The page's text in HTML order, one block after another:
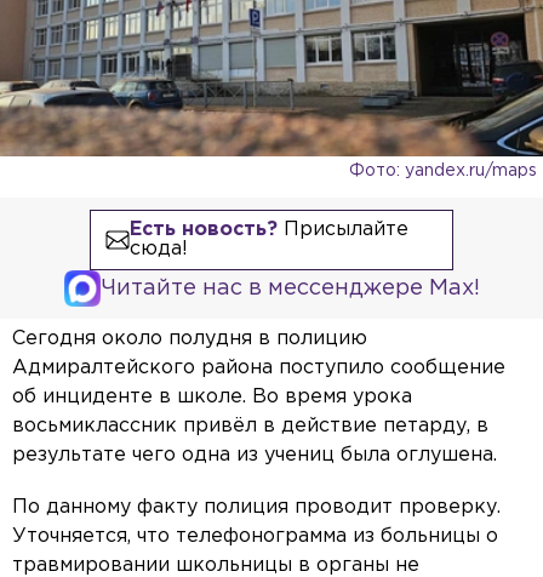
Фото: yandex.ru/maps
Есть новость?Присылайте
сюда!
Читайте нас в мессенджере Max!
Сегодня около полудня в полицию
Адмиралтейского района поступило сообщение
об инциденте в школе. Во время урока
восьмиклассник привёл в действие петарду, в
результате чего одна из учениц была оглушена.
По данному факту полиция проводит проверку.
Уточняется, что телефонограмма из больницы о
травмировании школьницы в органы не